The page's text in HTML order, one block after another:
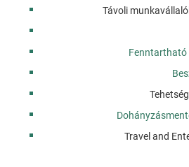
Távoli
Fenntartható
Travel and